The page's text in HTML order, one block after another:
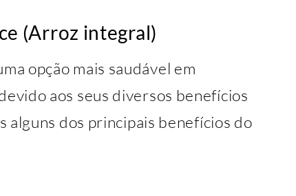
(Arroz integral)
opção mais saudável em
aos seus diversos benefícios
alguns dos principais benefícios do